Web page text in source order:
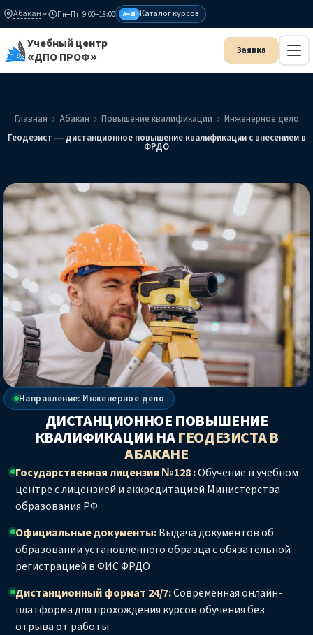
Абакан Пн–Пт: 9:00–18:00 А–Я Каталог курсов
Учебный центр
«ДПО ПРОФ»
Главная Абакан Повышение квалификации
Инженерное дело
Геодезист — дистанционное повышение квалификации с внесением в
ФРДО
Направление: Инженерное дело
ДИСТАНЦИОННОЕ ПОВЫШЕНИЕ
КВАЛИФИКАЦИИ НАГЕОДЕЗИСТАВ
АБАКАНЕ
Государственная лицензия №128 :Обучение в учебном
центре с лицензией и аккредитацией Министерства
образования РФ
Официальные документы:Выдача документов об
образовании установленного образца с обязательной
регистрацией в ФИС ФРДО
Дистанционный формат 24/7:Современная онлайн-
платформа для прохождения курсов обучения без
отрыва от работы